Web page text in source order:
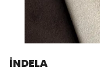
İNDELA